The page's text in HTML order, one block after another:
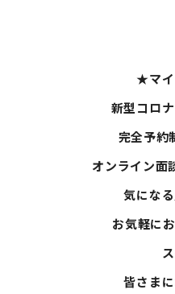
★マ
新型コロ
完全予約
オンライン面
気にな
お気軽に
皆さま